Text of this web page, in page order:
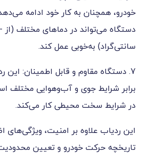
به کار خود ادامه می‌دهد. همچنین این
دستگاه می‌تواند در دماهای مختلف (از -۲۰ تا +۶۵ درجه
عمل کند.
و قابل اطمینان: این ردیاب مقاوم در
و آب‌وهوایی مختلف است و به‌طور موثر
محیطی کار می‌کند.
بر امنیت، ویژگی‌های اضافی مانند
خودرو و تعیین محدودیت‌های جغرافیایی